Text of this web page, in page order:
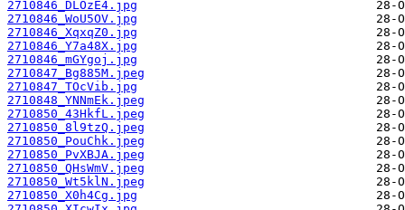
2710846_DLOzE4.jpg
2710846_WoU5OV.jpg
2710846_XqxqZ0.jpg
2710846_Y7a48X.jpg
2710846_mGYgoj.jpg
2710847_Bg885M.jpeg
2710847_TOcVib.jpg
2710848_YNNmEk.jpeg
2710850_43HkfL.jpeg
2710850_8l9tzQ.jpeg
2710850_PouChk.jpeg
2710850_PvXBJA.jpeg
2710850_QHsWmV.jpeg
2710850_Wt5klN.jpeg
2710850_X0h4Cg.jpg